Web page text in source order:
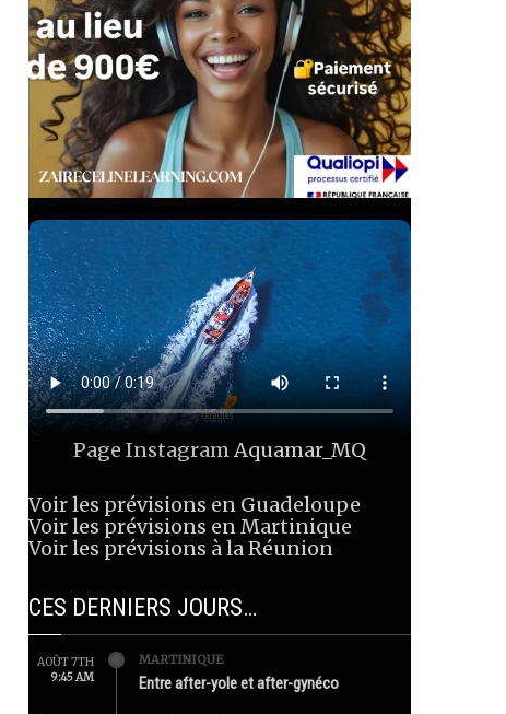
Page InstagramAquamar_MQ
Voir les prévisions en Guadeloupe
Voir les prévisions en Martinique
Voir les prévisions à la Réunion
CES DERNIERS JOURS…
AOÛT 7TH
9:45 AM
MARTINIQUE
Entre after-yole et after-gynéco